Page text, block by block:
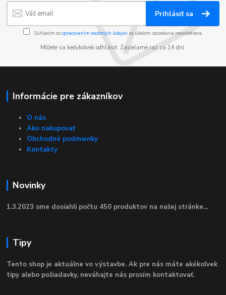
Prihlásiť sa
Súhlasím sospracovaním osobných údajov za účelom zasielania newslettera.
Môžete sa kedykoľvek odhlásiť. Zasielame raz za 14 dní.
Informácie pre zákazníkov
O nás
Ako nakupovať
Obchodné podmienky
Kontakty
Novinky
1.3.2023 sme dosiahli počtu 450 produktov na našej stránke...
Tipy
Tento shop je aktuálne vo výstavbe. Ak pre nás máte akékoľvek
tipy alebo požiadavky, neváhajte nás prosím kontaktovať.